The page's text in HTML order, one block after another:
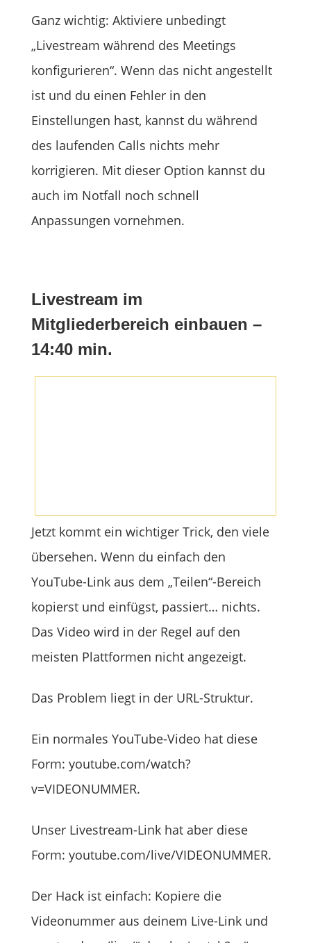
Ganz wichtig: Aktiviere unbedingt
„Livestream während des Meetings
konfigurieren“. Wenn das nicht angestellt
ist und du einen Fehler in den
Einstellungen hast, kannst du während
des laufenden Calls nichts mehr
korrigieren. Mit dieser Option kannst du
auch im Notfall noch schnell
Anpassungen vornehmen.
Livestream im
Mitgliederbereich einbauen –
14:40 min.
Jetzt kommt ein wichtiger Trick, den viele
übersehen. Wenn du einfach den
YouTube-Link aus dem „Teilen“-Bereich
kopierst und einfügst, passiert… nichts.
Das Video wird in der Regel auf den
meisten Plattformen nicht angezeigt.
Das Problem liegt in der URL-Struktur.
Ein normales YouTube-Video hat diese
Form: youtube.com/watch?
v=VIDEONUMMER.
Unser Livestream-Link hat aber diese
Form: youtube.com/live/VIDEONUMMER.
Der Hack ist einfach: Kopiere die
Videonummer aus deinem Live-Link und